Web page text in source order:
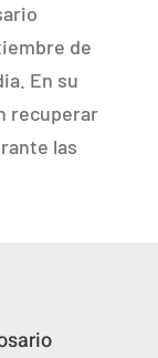
de
En su
recuperar
las